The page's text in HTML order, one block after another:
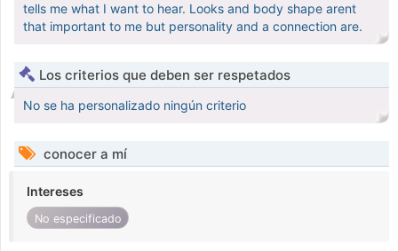
tells me what I want to hear. Looks and body shape arent
that important to me but personality and a connection are.
Los criterios que deben ser respetados
No se ha personalizado ningún criterio
conocer a mí
Intereses
No especificado